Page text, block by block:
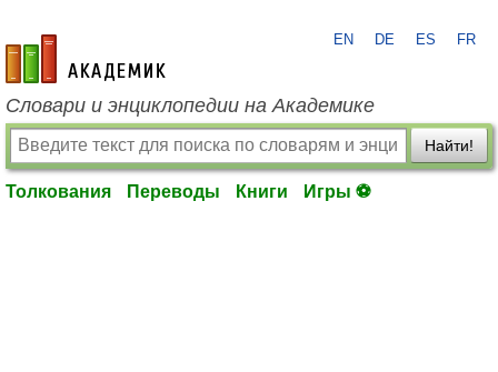
academic.ru
EN DE ES FR
Словари и энциклопедии на Академике
Найти!
Толкования Переводы Книги Игры ⚽